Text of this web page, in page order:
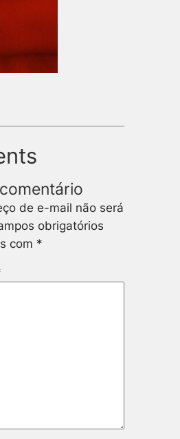
de e-mail não será
obrigatórios
com *